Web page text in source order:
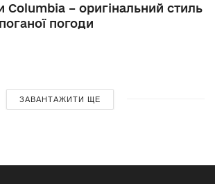
Columbia – оригінальний стиль
погоди
ЗАВАНТАЖИТИ ЩЕ